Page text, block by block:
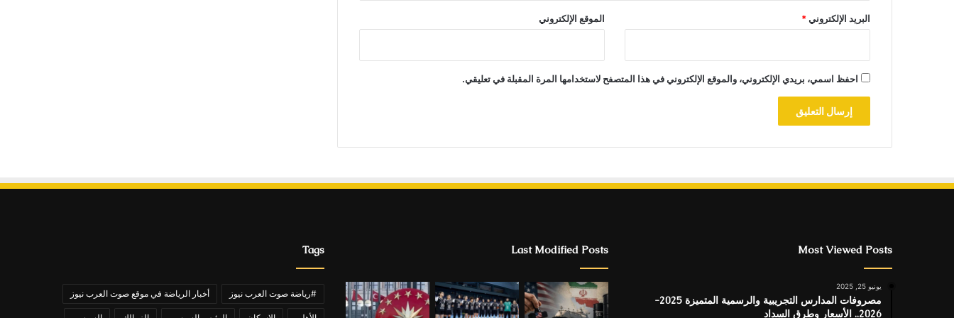
البريد الإلكتروني* الموقع الإلكتروني
احفظ اسمي، بريدي الإلكتروني، والموقع الإلكتروني في هذا المتصفح لاستخدامها المرة المقبلة في تعليقي.
Most Viewed Posts
يونيو 25, 2025
مصروفات المدارس التجريبية والرسمية المتميزة 2025-
2026.. الأسعار وطرق السداد
Last Modified Posts
Tags
#رياضة صوت العرب نيوز أخبار الرياضة في موقع صوت العرب نيوز